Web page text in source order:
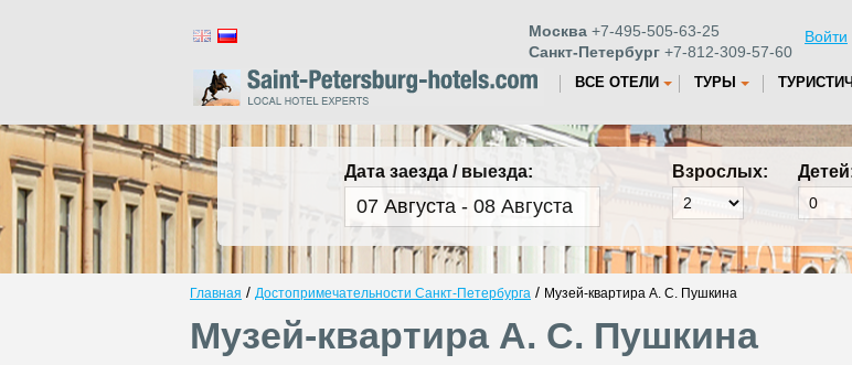
Москва +7-495-505-63-25
Санкт-Петербург +7-812-309-57-60
Войти
ВСЕ ОТЕЛИ ТУРЫ
Дата заезда / выезда: Взрослых:
Главная / Достопримечательности Санкт-Петербурга / Музей-квартира А. С. Пушкина
Музей-квартира А. С. Пушкина